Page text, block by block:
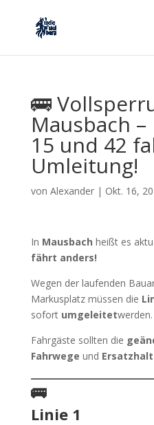
🚌
Mausbach
15 und 42
Umleitung!
von Alexander| Okt. 16,
In Mausbach heißt es
fährt anders!
Wegen der laufenden
Markusplatz müssen die
sofort umgeleitet
Fahrgäste sollten die
Fahrwege und
🚌
Linie 1